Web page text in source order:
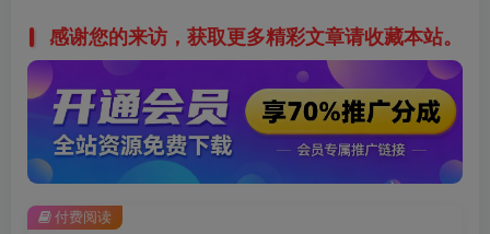
感谢您的来访，获取更多精彩文章请收藏本站。
付费阅读